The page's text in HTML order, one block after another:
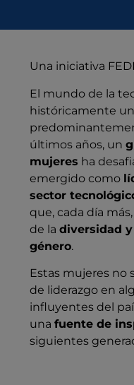
Una iniciativa
El mundo de la
históricamente
últimos años, un
mujeres ha
emergido como
sector
que, cada día
de ladiversidad
género.
Estas mujeres no
de liderazgo en
influyentes del
unafuente de
siguientes